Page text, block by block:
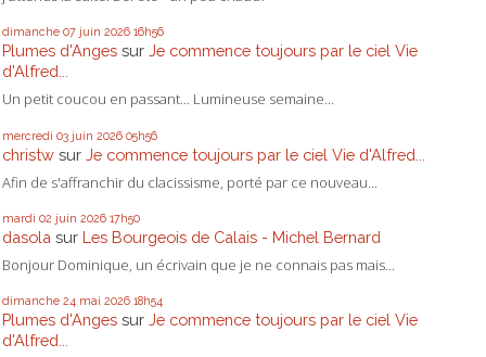
dimanche 07 juin 2026 16h56
Plumes d'Anges sur Je commence toujours par le ciel Vie
d'Alfred...
Un petit coucou en passant... Lumineuse semaine...
mercredi 03 juin 2026 05h56
christw sur Je commence toujours par le ciel Vie d'Alfred...
Afin de s'affranchir du clacissisme, porté par ce nouveau...
mardi 02 juin 2026 17h50
dasola sur Les Bourgeois de Calais - Michel Bernard
Bonjour Dominique, un écrivain que je ne connais pas mais...
dimanche 24 mai 2026 18h54
Plumes d'Anges sur Je commence toujours par le ciel Vie
d'Alfred...